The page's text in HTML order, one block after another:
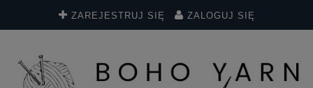
ZAREJESTRUJ SIĘ ZALOGUJ SIĘ